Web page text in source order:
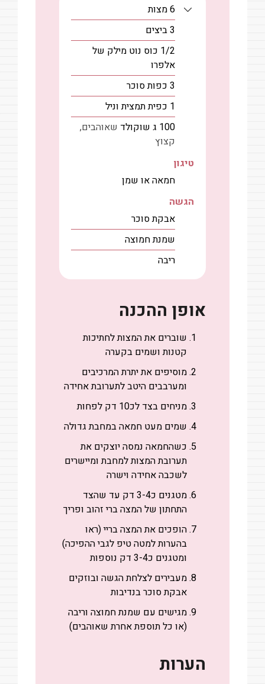
6מצות
3ביצים
1/2 כוס נוט מילק של
אלפרו
3 כפותסוכר
1 כפיתתמצית וניל
100 ג שוקולד שאוהבים,
קצוץ
טיגון
חמאה או שמן
הגשה
אבקת סוכר
שמנת חמוצה
ריבה
אופן ההכנה
שוברים את המצות לחתיכות
קטנות ושמים בקערה
מוסיפים את יתרת המרכיבים
ומערבבים היטב לתערובת אחידה
מניחים בצד לכ10 דק לפחות
שמים מעט חמאה במחבת גדולה
כשהחמאה נמסה יוצקים את
תערובת המצות למחבת ומיישרים
לשכבה אחידה וישרה
מטגנים כ3-4 דק עד שהצד
התחתון של המצה ברי זהוב ופריך
הופכים את המצה בריי (ראו
בהערות למטה טיפ לגבי ההפיכה)
ומטגנים כ3-4 דק נוספות
מעבירים לצלחת הגשה ובוזקים
אבקת סוכר בנדיבות
מגישים עם שמנת חמוצה וריבה
(או כל תוספת אחרת שאוהבים)
הערות